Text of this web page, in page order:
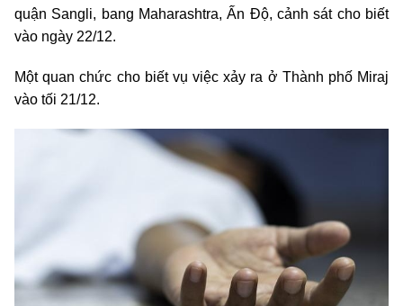
quận Sangli, bang Maharashtra, Ấn Độ, cảnh sát cho biết
vào ngày 22/12.
Một quan chức cho biết vụ việc xảy ra ở Thành phố Miraj
vào tối 21/12.